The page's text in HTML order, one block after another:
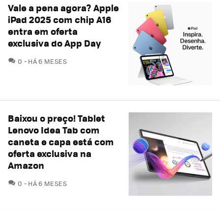
Vale a pena agora? Apple
iPad 2025 com chip A16
entra em oferta
exclusiva do App Day
0 COMENTÁRIOS
HÁ 6 MESES
Baixou o preço! Tablet
Lenovo Idea Tab com
caneta e capa está com
oferta exclusiva na
Amazon
0 COMENTÁRIOS
HÁ 6 MESES